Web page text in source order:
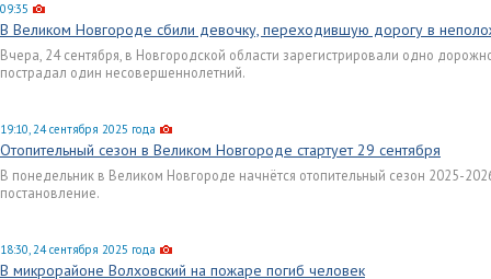
09:35
В Великом Новгороде сбили девочку, переходившую дорогу в
Вчера, 24 сентября, в Новгородской области зарегистрировали одно
пострадал один несовершеннолетний.
19:10, 24 сентября 2025 года
Отопительный сезон в Великом Новгороде стартует 29 сентября
В понедельник в Великом Новгороде начнётся отопительный сезон 2025-
постановление.
18:30, 24 сентября 2025 года
В микрорайоне Волховский на пожаре погиб человек